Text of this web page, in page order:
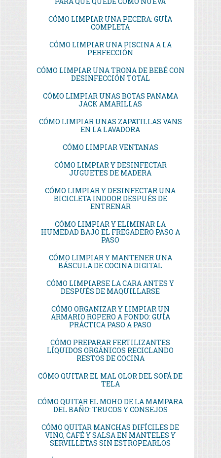
CÓMO LIMPIAR UNA PECERA: GUÍA
COMPLETA
CÓMO LIMPIAR UNA PISCINA A LA
PERFECCIÓN
CÓMO LIMPIAR UNA TRONA DE BEBÉ CON
DESINFECCIÓN TOTAL
CÓMO LIMPIAR UNAS BOTAS PANAMA
JACK AMARILLAS
CÓMO LIMPIAR UNAS ZAPATILLAS VANS
EN LA LAVADORA
CÓMO LIMPIAR VENTANAS
CÓMO LIMPIAR Y DESINFECTAR
JUGUETES DE MADERA
CÓMO LIMPIAR Y DESINFECTAR UNA
BICICLETA INDOOR DESPUÉS DE
ENTRENAR
CÓMO LIMPIAR Y ELIMINAR LA
HUMEDAD BAJO EL FREGADERO PASO A
PASO
CÓMO LIMPIAR Y MANTENER UNA
BÁSCULA DE COCINA DIGITAL
CÓMO LIMPIARSE LA CARA ANTES Y
DESPUÉS DE MAQUILLARSE
CÓMO ORGANIZAR Y LIMPIAR UN
ARMARIO ROPERO A FONDO: GUÍA
PRÁCTICA PASO A PASO
CÓMO PREPARAR FERTILIZANTES
LÍQUIDOS ORGÁNICOS RECICLANDO
RESTOS DE COCINA
CÓMO QUITAR EL MAL OLOR DEL SOFÁ DE
TELA
CÓMO QUITAR EL MOHO DE LA MAMPARA
DEL BAÑO: TRUCOS Y CONSEJOS
CÓMO QUITAR MANCHAS DIFÍCILES DE
VINO, CAFÉ Y SALSA EN MANTELES Y
SERVILLETAS SIN ESTROPEARLOS